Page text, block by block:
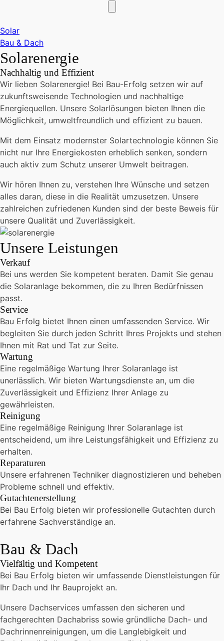
Solar
Bau & Dach
Solarenergie
Nachhaltig und Effizient
Wir lieben Solarenergie! Bei Bau-Erfolg setzen wir auf
zukunftsweisende Technologien und nachhaltige
Energiequellen. Unsere Solarlösungen bieten Ihnen die
Möglichkeit, umweltfreundlich und effizient zu bauen.
Mit dem Einsatz modernster Solartechnologie können Sie
nicht nur Ihre Energiekosten erheblich senken, sondern
auch aktiv zum Schutz unserer Umwelt beitragen.
Wir hören Ihnen zu, verstehen Ihre Wünsche und setzen
alles daran, diese in die Realität umzusetzen. Unsere
zahlreichen zufriedenen Kunden sind der beste Beweis für
unsere Qualität und Zuverlässigkeit.
Unsere Leistungen
Verkauf
Bei uns werden Sie kompetent beraten. Damit Sie genau
die Solaranlage bekommen, die zu Ihren Bedürfnissen
passt.
Service
Bau Erfolg bietet Ihnen einen umfassenden Service. Wir
begleiten Sie durch jeden Schritt Ihres Projekts und stehen
Ihnen mit Rat und Tat zur Seite.
Wartung
Eine regelmäßige Wartung Ihrer Solaranlage ist
unerlässlich. Wir bieten Wartungsdienste an, um die
Zuverlässigkeit und Effizienz Ihrer Anlage zu
gewährleisten.
Reinigung
Eine regelmäßige Reinigung Ihrer Solaranlage ist
entscheidend, um ihre Leistungsfähigkeit und Effizienz zu
erhalten.
Reparaturen
Unsere erfahrenen Techniker diagnostizieren und beheben
Probleme schnell und effektiv.
Gutachtenerstellung
Bei Bau Erfolg bieten wir professionelle Gutachten durch
erfahrene Sachverständige an.
Bau & Dach
Vielfältig und Kompetent
Bei Bau Erfolg bieten wir umfassende Dienstleistungen für
Ihr Dach und Ihr Bauprojekt an.
Unsere Dachservices umfassen den sicheren und
fachgerechten Dachabriss sowie gründliche Dach- und
Dachrinnenreinigungen, um die Langlebigkeit und